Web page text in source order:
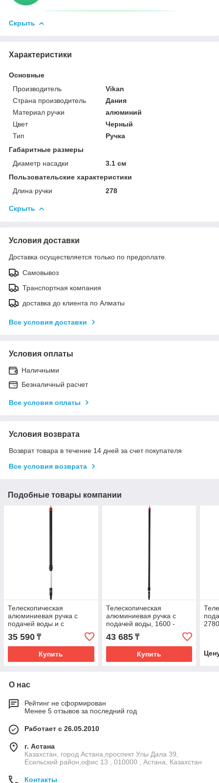
Скрыть
Характеристики
Основные
Производитель
Vikan
Страна производитель
Дания
Материал ручки
алюминий
Цвет
Черный
Тип
Ручка
Габаритные размеры
Диаметр насадки
3.1 см
Пользовательские характеристики
Длина ручки
278
Скрыть
Условия доставки
Доставка осуществляется только по предоплате.
Самовывоз
Транспортная компания
доставка до клиента по Алматы
Все условия доставки
Условия оплаты
Наличными
Безналичный расчет
Все условия оплаты
Условия возврата
Возврат товара в течение 14 дней за счет покупателя
Все условия возврата
Подобные товары компании
Телескопическая
алюминиевая ручка с
подачей воды и с
бытроразъемным
соединением, 1060 - 1600
мм, Ø32 мм
35 590 ₸
Купить
Телескопическая
алюминиевая ручка с
подачей воды, 1600 -
2780 мм, Ø31 мм, черный
цвет
43 685₸
Купить
О нас
Рейтинг не сформирован
Менее 5 отзывов за последний год
Работает с 26.05.2010
г. Астана
Казахстан, город Астана,проспект Улы Дала 39,
Есильский район,офис 13 , 010000 , Астана, Казахстан
Контакты